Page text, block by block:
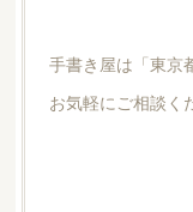
手書き屋は「東京
お気軽にご相談く